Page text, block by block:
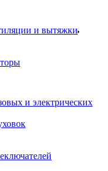
и вытяжки
и электрических